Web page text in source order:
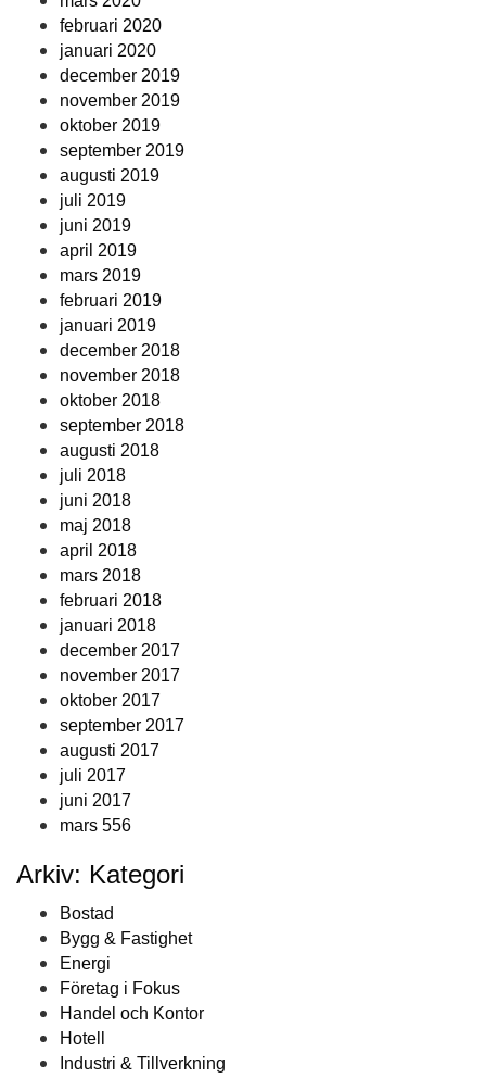
februari 2020
januari 2020
december 2019
november 2019
oktober 2019
september 2019
augusti 2019
juli 2019
juni 2019
april 2019
mars 2019
februari 2019
januari 2019
december 2018
november 2018
oktober 2018
september 2018
augusti 2018
juli 2018
juni 2018
maj 2018
april 2018
mars 2018
februari 2018
januari 2018
december 2017
november 2017
oktober 2017
september 2017
augusti 2017
juli 2017
juni 2017
mars 556
Arkiv: Kategori
Bostad
Bygg & Fastighet
Energi
Företag i Fokus
Handel och Kontor
Hotell
Industri & Tillverkning